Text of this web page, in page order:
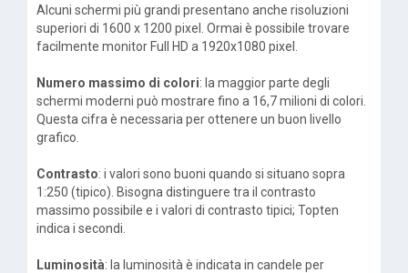
Alcuni schermi più grandi presentano anche risoluzioni
superiori di 1600 x 1200 pixel. Ormai è possibile trovare
facilmente monitor Full HD a 1920x1080 pixel.
Numero massimo di colori: la maggior parte degli
schermi moderni può mostrare fino a 16,7 milioni di colori.
Questa cifra è necessaria per ottenere un buon livello
grafico.
Contrasto: i valori sono buoni quando si situano sopra
1:250 (tipico). Bisogna distinguere tra il contrasto
massimo possibile e i valori di contrasto tipici; Topten
indica i secondi.
Luminosità: la luminosità è indicata in candele per